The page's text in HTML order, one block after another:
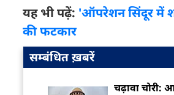
यह भी पढ़ें: 'ऑपरेशन सिंदूर में
की फटकार
सम्बंधित ख़बरें
चढ़ावा चोरी: